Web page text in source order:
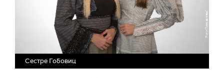
Сестре Гобовиц